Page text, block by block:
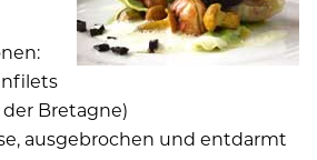
Bretagne)
ausgebrochen und entdarmt